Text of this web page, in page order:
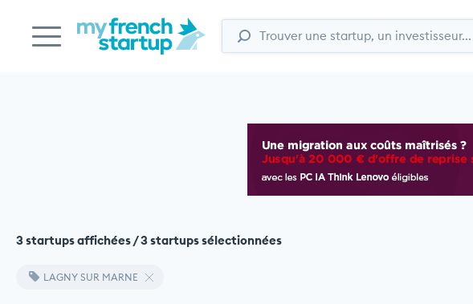
3 startups affichées / 3 startups sélectionnées
LAGNY SUR MARNE